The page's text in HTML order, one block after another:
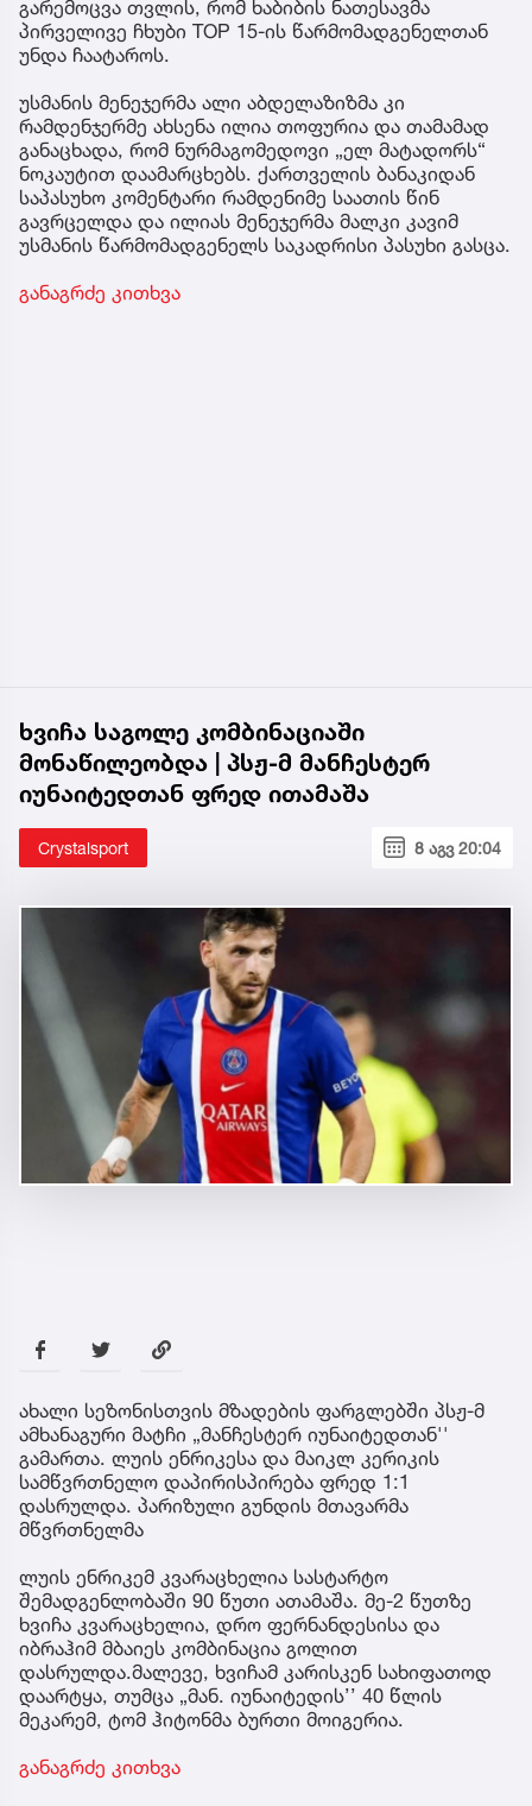
გარემოცვა თვლის, რომ ხაბიბის ნათესავმა
პირველივე ჩხუბი TOP 15-ის წარმომადგენელთან
უნდა ჩაატაროს.
უსმანის მენეჯერმა ალი აბდელაზიზმა კი
რამდენჯერმე ახსენა ილია თოფურია და თამამად
განაცხადა, რომ ნურმაგომედოვი „ელ მატადორს“
ნოკაუტით დაამარცხებს. ქართველის ბანაკიდან
საპასუხო კომენტარი რამდენიმე საათის წინ
გავრცელდა და ილიას მენეჯერმა მალკი კავიმ
უსმანის წარმომადგენელს საკადრისი პასუხი გასცა.
განაგრძე კითხვა
ხვიჩა საგოლე კომბინაციაში
მონაწილეობდა | პსჟ-მ მანჩესტერ
იუნაიტედთან ფრედ ითამაშა
Crystalsport 8 აგვ 20:04
ახალი სეზონისთვის მზადების ფარგლებში პსჟ-მ
ამხანაგური მატჩი „მანჩესტერ იუნაიტედთან''
გამართა. ლუის ენრიკესა და მაიკლ კერიკის
სამწვრთნელო დაპირისპირება ფრედ 1:1
დასრულდა. პარიზული გუნდის მთავარმა
მწვრთნელმა
ლუის ენრიკემ კვარაცხელია სასტარტო
შემადგენლობაში 90 წუთი ათამაშა. მე-2 წუთზე
ხვიჩა კვარაცხელია, დრო ფერნანდესისა და
იბრაჰიმ მბაიეს კომბინაცია გოლით
დასრულდა.მალევე, ხვიჩამ კარისკენ სახიფათოდ
დაარტყა, თუმცა „მან. იუნაიტედის’’ 40 წლის
მეკარემ, ტომ ჰიტონმა ბურთი მოიგერია.
განაგრძე კითხვა